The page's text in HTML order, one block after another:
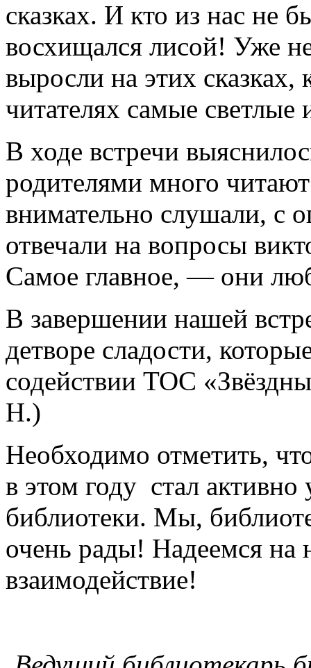
сказках. И кто из нас не
восхищался лисой! Уже
выросли на этих
читателях самые светлые
В ходе встречи
родителями много
внимательно слушали, с
отвечали на вопросы
Самое главное, — они
В завершении нашей
детворе сладости,
содействии ТОС
Н.)
Необходимо отметить,
в этом году стал
библиотеки. Мы,
очень рады! Надеемся на
взаимодействие!